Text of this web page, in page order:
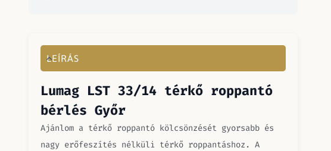
LEÍRÁS
Lumag LST 33/14 térkő roppantó
bérlés Győr
Ajánlom a térkő roppantó kölcsönzését gyorsabb és
nagy erőfeszítés nélküli térkő roppantáshoz. A